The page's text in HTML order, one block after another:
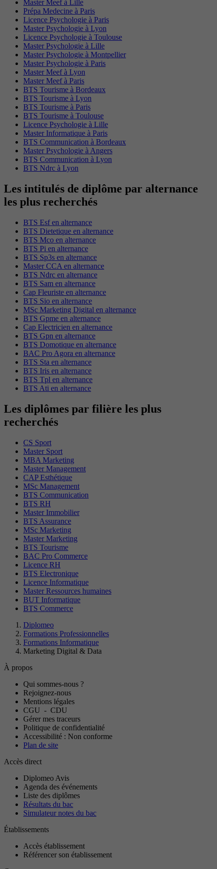
Master Meef à Lille
Prépa Medecine à Paris
Licence Psychologie à Paris
Master Psychologie à Lyon
Licence Psychologie à Toulouse
Master Psychologie à Lille
Master Psychologie à Montpellier
Master Psychologie à Paris
Master Meef à Lyon
Master Meef à Paris
BTS Tourisme à Bordeaux
BTS Tourisme à Lyon
BTS Tourisme à Paris
BTS Tourisme à Toulouse
Licence Psychologie à Lille
Master Informatique à Paris
BTS Communication à Bordeaux
Master Psychologie à Angers
BTS Communication à Lyon
BTS Ndrc à Lyon
Les intitulés de diplôme par alternance
les plus recherchés
BTS Esf en alternance
BTS Dietetique en alternance
BTS Mco en alternance
BTS Pi en alternance
BTS Sp3s en alternance
Master CCA en alternance
BTS Ndrc en alternance
BTS Sam en alternance
Cap Fleuriste en alternance
BTS Sio en alternance
MSc Marketing Digital en alternance
BTS Gpme en alternance
Cap Electricien en alternance
BTS Gpn en alternance
BTS Domotique en alternance
BAC Pro Agora en alternance
BTS Sta en alternance
BTS Iris en alternance
BTS Tpl en alternance
BTS Ati en alternance
Les diplômes par filière les plus
recherchés
CS Sport
Master Sport
MBA Marketing
Master Management
CAP Esthétique
MSc Management
BTS Communication
BTS RH
Master Immobilier
BTS Assurance
MSc Marketing
Master Marketing
BTS Tourisme
BAC Pro Commerce
Licence RH
BTS Electronique
Licence Informatique
Master Ressources humaines
BUT Informatique
BTS Commerce
Diplomeo
Formations Professionnelles
Formations Informatique
Marketing Digital & Data
À propos
Qui sommes-nous ?
Rejoignez-nous
Mentions légales
CGU - CDU
Gérer mes traceurs
Politique de confidentialité
Accessibilité : Non conforme
Plan de site
Accès direct
Diplomeo Avis
Agenda des événements
Liste des diplômes
Résultats du bac
Simulateur notes du bac
Établissements
Accès établissement
Référencer son établissement